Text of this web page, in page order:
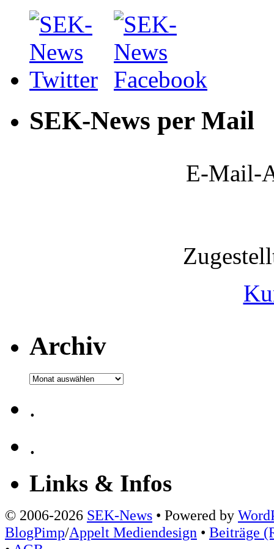
SEK-News per Mail
E-Mail-
Archiv
Archiv
.
.
Links & Infos
© 2006-2026 SEK-News • Powered by
BlogPimp/Appelt Mediendesign • Beiträge